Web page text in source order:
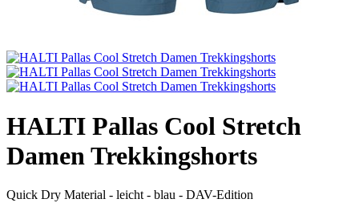
HALTI Pallas Cool Stretch
Damen Trekkingshorts
Quick Dry Material - leicht - blau - DAV-Edition